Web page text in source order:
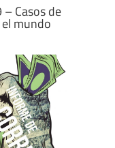
Casos de
mundo